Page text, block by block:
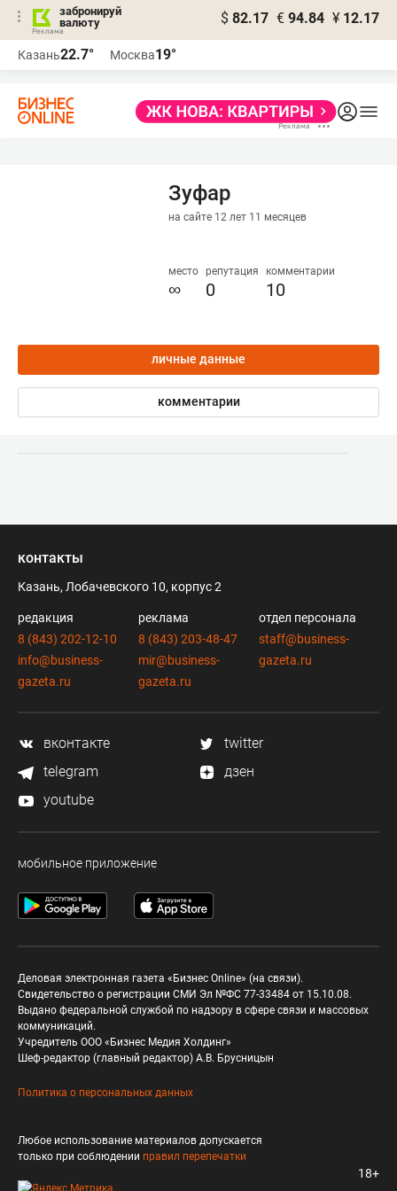
забронируй
валюту
$ 82.17 € 94.84 ¥ 12.17
Казань22.7° Москва19°
Зуфар
на сайте 12 лет 11 месяцев
место
∞
репутация
0
комментарии
10
личные данные
комментарии
контакты
Казань, Лобачевского 10, корпус 2
редакция
8 (843) 202-12-10
info@business-
gazeta.ru
реклама
8 (843) 203-48-47
mir@business-
gazeta.ru
отдел персонала
staff@business-
gazeta.ru
вконтакте
twitter
telegram
дзен
youtube
мобильное приложение
Деловая электронная газета «Бизнес Online» (на связи).
Свидетельство о регистрации СМИ Эл №ФС 77-33484 от 15.10.08.
Выдано федеральной службой по надзору в сфере связи и массовых
коммуникаций.
Учредитель ООО «Бизнес Медия Холдинг»
Шеф-редактор (главный редактор) А.В. Брусницын
Политика о персональных данных
Любое использование материалов допускается
только при соблюдении правил перепечатки
18+